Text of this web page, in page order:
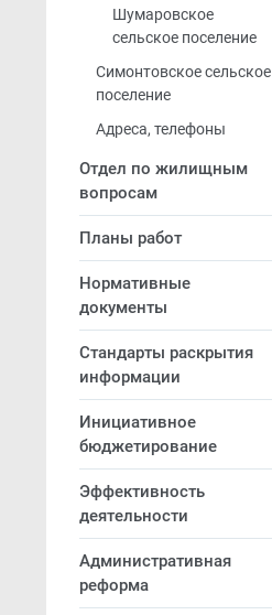
Шумаровское
сельское поселение
Симонтовское сельское
поселение
Адреса, телефоны
Отдел по жилищным
вопросам
Планы работ
Нормативные
документы
Стандарты раскрытия
информации
Инициативное
бюджетирование
Эффективность
деятельности
Административная
реформа